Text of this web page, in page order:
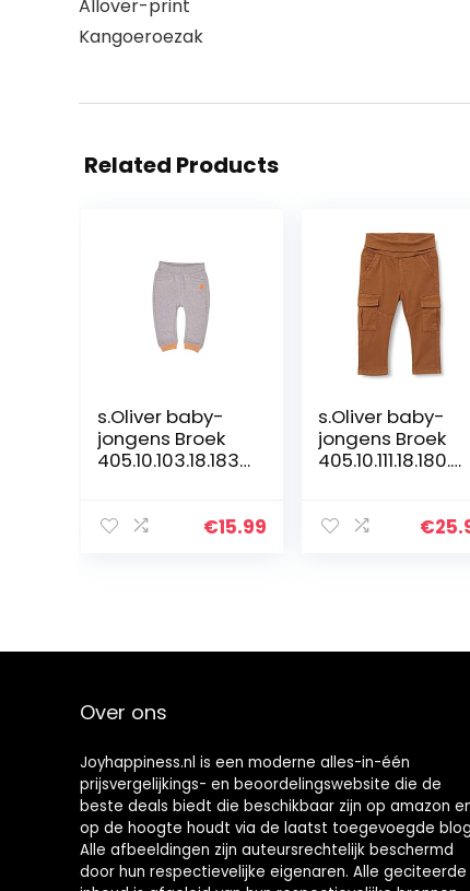
Allover-print
Kangoeroezak
Related Products
s.Oliver baby-
jongens Broek
405.10.103.18.183.
€15.99
s.Oliver baby-
jongens Broek
405.10.111.18.180.21
€
Over ons
Joyhappiness.nl is een moderne alles-in-één
prijsvergelijkings- en beoordelingswebsite die de
beste deals biedt die beschikbaar zijn op amazon
op de hoogte houdt via de laatst toegevoegde
Alle afbeeldingen zijn auteursrechtelijk beschermd
door hun respectievelijke eigenaren. Alle geciteerde